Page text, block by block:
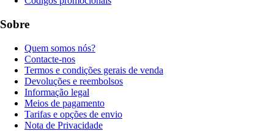
Sobre
Quem somos nós?
Contacte-nos
Termos e condições gerais de venda
Devoluções e reembolsos
Informação legal
Meios de pagamento
Tarifas e opções de envio
Nota de Privacidade